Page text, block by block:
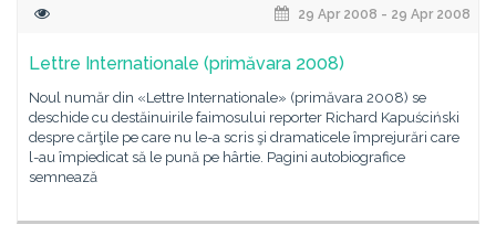
29 Apr 2008 - 29 Apr 2008
Lettre Internationale (primăvara 2008)
Noul număr din «Lettre Internationale» (primăvara 2008) se
deschide cu destăinuirile faimosului reporter Richard Kapuściński
despre cărţile pe care nu le-a scris şi dramaticele împrejurări care
l-au împiedicat să le pună pe hârtie. Pagini autobiografice
semnează